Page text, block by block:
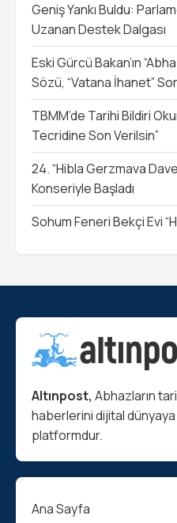
Geniş Yankı Buldu:
Uzanan Destek Dalgası
Eski Gürcü Bakan’ın
Sözü, “Vatana İhanet”
TBMM’de Tarihi Bildiri
Tecridine Son Verilsin”
24. “Hibla Gerzmava
Konseriyle Başladı
Sohum Feneri Bekçi Evi
Altınpost, Abhazların
haberlerini dijital dünyaya
platformdur.
Ana Sayfa